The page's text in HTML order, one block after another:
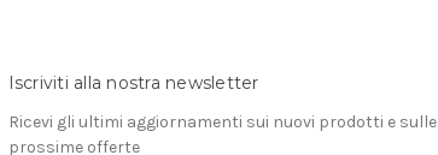
Iscriviti alla nostra newsletter
Ricevi gli ultimi aggiornamenti sui nuovi prodotti e sulle
prossime offerte